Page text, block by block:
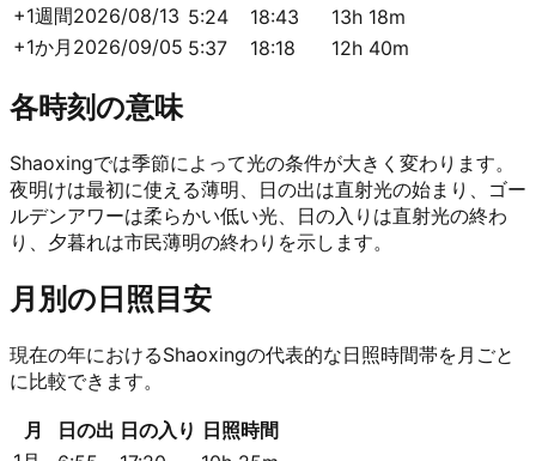
+1週間2026/08/13 5:24 18:43
13h 18m
+1か月 2026/09/05 5:37 18:18 12h 40m
各時刻の意味
Shaoxingでは季節によって光の条件が大きく変わります。
夜明けは最初に使える薄明、日の出は直射光の始まり、ゴー
ルデンアワーは柔らかい低い光、日の入りは直射光の終わ
り、夕暮れは市民薄明の終わりを示します。
月別の日照目安
現在の年におけるShaoxingの代表的な日照時間帯を月ごと
に比較できます。
月 日の出 日の入り 日照時間